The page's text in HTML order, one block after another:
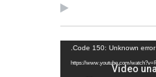
Code 150: Unknown error.